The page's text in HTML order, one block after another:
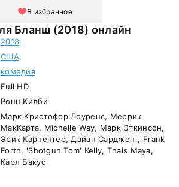
Наследство для Бланш (2018) онлайн
В избранное
2018
США
комедия
Full HD
Ронн Килби
Марк Кристофер Лоуренс, Меррик
МакКарта, Michelle Way, Марк Эткинсон,
Эрик Карпентер, Дайан Сарджент, Frank
Forth, 'Shotgun Tom' Kelly, Thais Maya,
Карл Бакус